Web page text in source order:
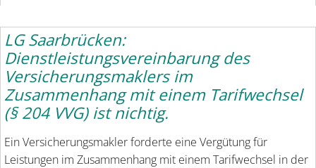
LG Saarbrücken:
Dienstleistungsvereinbarung des
Versicherungsmaklers im
Zusammenhang mit einem Tarifwechsel
(§ 204 VVG) ist nichtig.
Ein Versicherungsmakler forderte eine Vergütung für
Leistungen im Zusammenhang mit einem Tarifwechsel in der